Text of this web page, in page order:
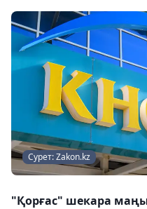
Сурет: Zakon.kz
"Қорғас" шекара